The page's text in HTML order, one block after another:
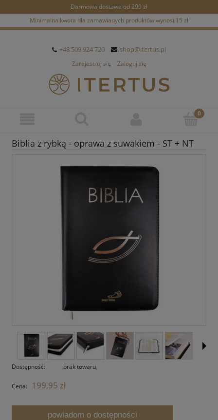
Darmowa dostawa od 299 zł
Minimalna kwota dla zamawianych produktów wynosi 15 zł
+48 509 924 720 shop@itertus.pl
Zarejestruj się Zaloguj się
Biblia z rybką - oprawa z suwakiem - ST + NT
Dostępność: brak towaru
Cena: 199,95 zł
powiadom o dostępności